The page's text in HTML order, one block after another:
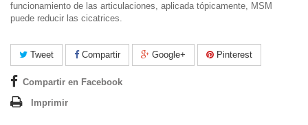
funcionamiento de las articulaciones, aplicada tópicamente, MSM
puede reducir las cicatrices.
Tweet Compartir Google+ Pinterest
Compartir en Facebook
Imprimir